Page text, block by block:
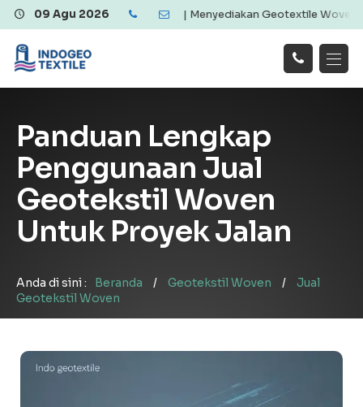
09 Agu 2026
dan Ekonomis | Menyediakan Geotextile Woven & Non
Tentang Kami
Galeri
Layanan
Hubungi
Panduan Lengkap
Penggunaan Jual
Geotekstil Woven
Untuk Proyek Jalan
Anda di sini : Beranda / Geotekstil Woven /
Jual
Geotekstil Woven